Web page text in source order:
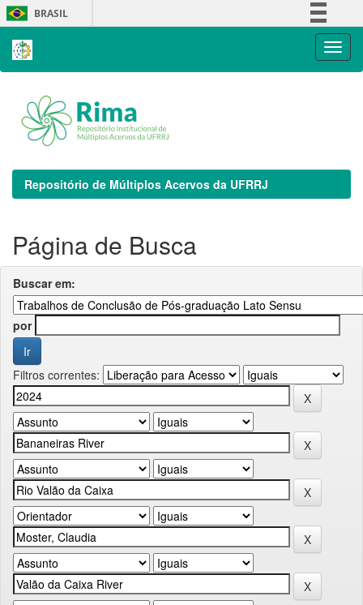
Skip
navigation
BRASIL
Repositório de Múltiplos Acervos da UFRRJ
Página de Busca
Buscar em:
por
Filtros correntes: